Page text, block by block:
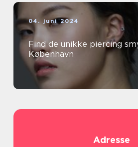
04. juni 2024
Find de unikke piercing
København
Adresse